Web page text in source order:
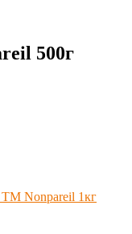
500г
ТМ Nonpareil 1кг